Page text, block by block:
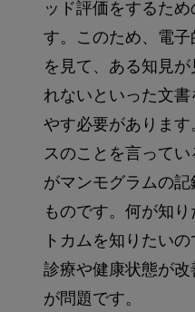
ッド評価をするた
す。このため、電
を見て、ある知見
れないといった文
やす必要がありま
スのことを言って
がマンモグラムの
ものです。何が知
トカムを知りたい
診療や健康状態が
が問題です。